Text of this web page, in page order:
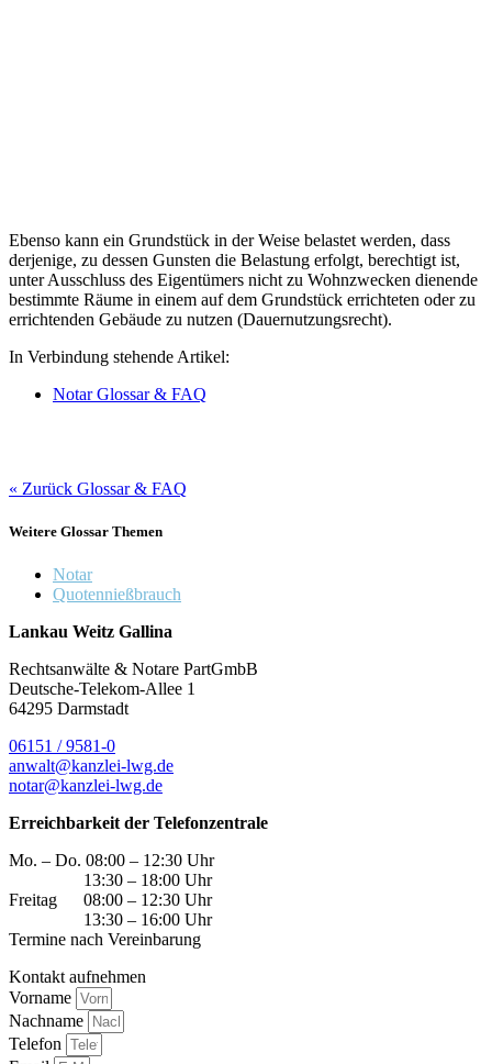
Ebenso kann ein Grundstück in der Weise belastet werden, dass
derjenige, zu dessen Gunsten die Belastung erfolgt, berechtigt ist,
unter Ausschluss des Eigentümers nicht zu Wohnzwecken dienende
bestimmte Räume in einem auf dem Grundstück errichteten oder zu
errichtenden Gebäude zu nutzen (Dauernutzungsrecht).
In Verbindung stehende Artikel:
Notar Glossar & FAQ
« Zurück Glossar & FAQ
Weitere Glossar Themen
Notar
Quotennießbrauch
Lankau Weitz Gallina
Rechtsanwälte & Notare PartGmbB
Deutsche-Telekom-Allee 1
64295 Darmstadt
06151 / 9581-0
anwalt@kanzlei-lwg.de
notar@kanzlei-lwg.de
Erreichbarkeit der Telefonzentrale
Mo. – Do. 08:00 – 12:30 Uhr
13:30 – 18:00 Uhr
Freitag 08:00 – 12:30 Uhr
13:30 – 16:00 Uhr
Termine nach Vereinbarung
Kontakt aufnehmen
Vorname
Nachname
Telefon